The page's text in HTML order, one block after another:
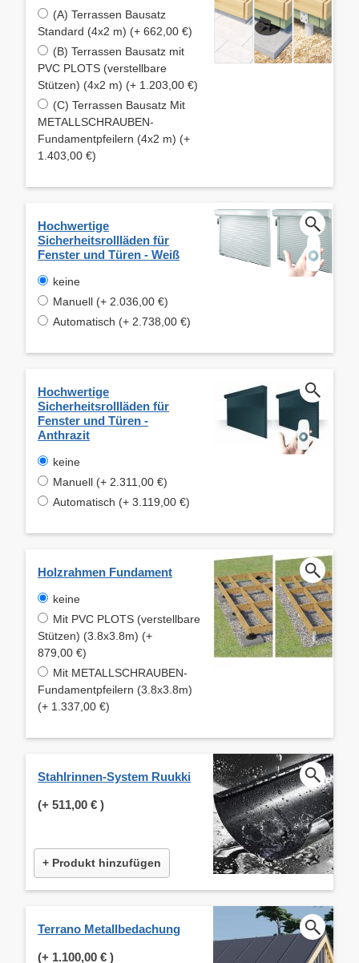
(A) Terrassen Bausatz
Standard (4x2 m) (+ 662,00 €)
(B) Terrassen Bausatz mit
PVC PLOTS (verstellbare
Stützen) (4x2 m) (+ 1.203,00 €)
(C) Terrassen Bausatz Mit
METALLSCHRAUBEN-
Fundamentpfeilern (4x2 m) (+
1.403,00 €)
Hochwertige
Sicherheitsrollläden für
Fenster und Türen - Weiß
keine
Manuell (+ 2.036,00 €)
Automatisch (+ 2.738,00 €)
Hochwertige
Sicherheitsrollläden für
Fenster und Türen -
Anthrazit
keine
Manuell (+ 2.311,00 €)
Automatisch (+ 3.119,00 €)
Holzrahmen Fundament
keine
Mit PVC PLOTS (verstellbare
Stützen) (3.8x3.8m) (+
879,00 €)
Mit METALLSCHRAUBEN-
Fundamentpfeilern (3.8x3.8m)
(+ 1.337,00 €)
Stahlrinnen-System Ruukki
(+ 511,00 € )
+ Produkt hinzufügen
Terrano Metallbedachung
(+ 1.100,00 € )